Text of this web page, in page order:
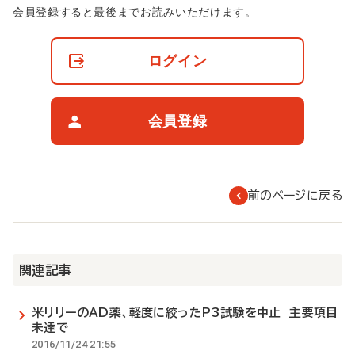
非
会員登録すると最後までお読みいただけます。
ログイン
会員登録
前のページに戻る
関連記事
米リリーのAD薬、軽度に絞ったP3試験を中止 主要項目
未達で
2016/11/24 21:55